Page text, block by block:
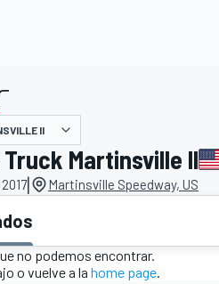
presentado por
II
Truck Martinsville II
| Martinsville Speedway, US
no podemos encontrar.
o vuelve a la home page.